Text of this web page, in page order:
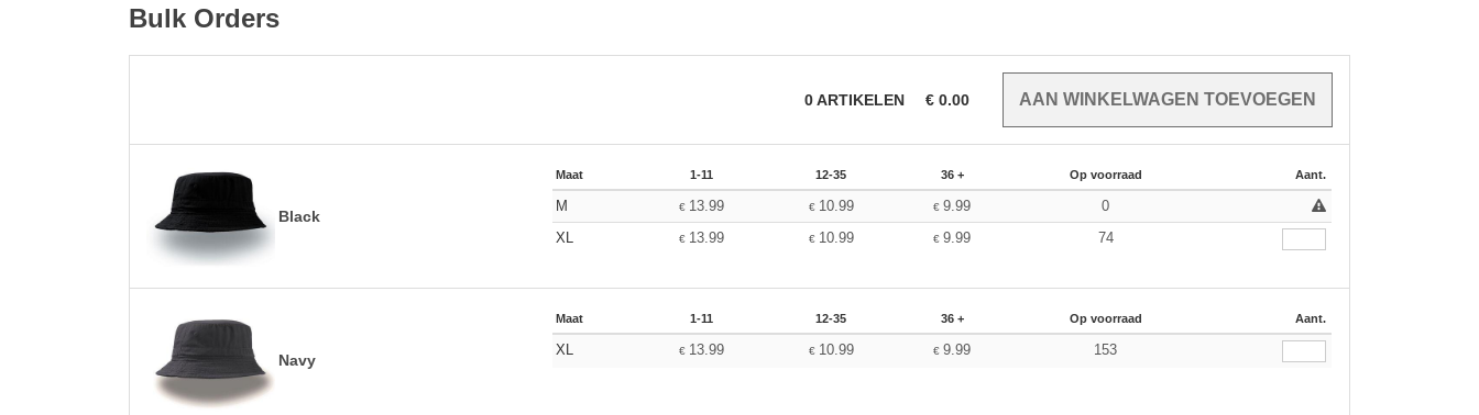
Bulk Orders
0ARTIKELEN € 0.00
Black
Maat 1-11 12-35 36 + Op voorraad Aant.
M € 13.99 € 10.99 €9.99
0
XL
€ 13.99 € 10.99 €9.99 74
Navy
Maat 1-11 12-35 36 + Op voorraad Aant.
XL € 13.99 € 10.99 €9.99 153